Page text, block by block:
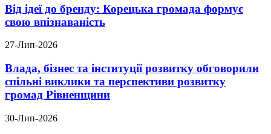
Від ідеї до бренду: Корецька громада формує
свою впізнаваність
27-Лип-2026
Влада, бізнес та інституції розвитку обговорили
спільні виклики та перспективи розвитку
громад Рівненщини
30-Лип-2026